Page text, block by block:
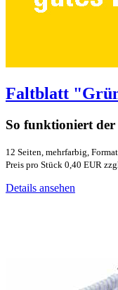
Faltblatt
So funktioniert
12 Seiten, mehrfarbig,
Preis pro Stück 0,40 EUR
Details ansehen